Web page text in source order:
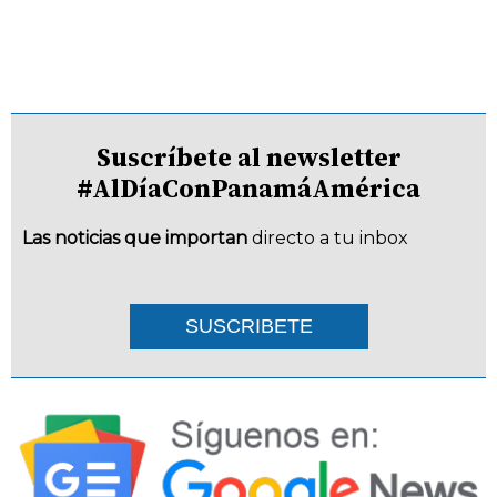
Suscríbete al newsletter
#AlDíaConPanamáAmérica
Las noticias que importan directo a tu inbox
SUSCRIBETE